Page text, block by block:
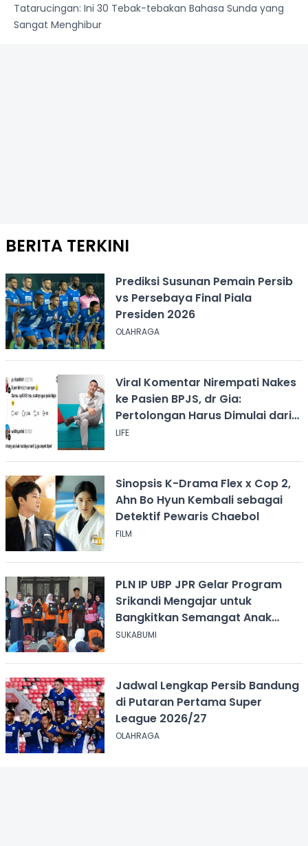
Tatarucingan: Ini 30 Tebak-tebakan Bahasa Sunda yang
Sangat Menghibur
BERITA TERKINI
Prediksi Susunan Pemain Persib
vs Persebaya Final Piala
Presiden 2026
OLAHRAGA
Viral Komentar Nirempati Nakes
ke Pasien BPJS, dr Gia:
Pertolongan Harus Dimulai dari
Rasa Kemanusiaan
LIFE
Sinopsis K-Drama Flex x Cop 2,
Ahn Bo Hyun Kembali sebagai
Detektif Pewaris Chaebol
FILM
PLN IP UBP JPR Gelar Program
Srikandi Mengajar untuk
Bangkitkan Semangat Anak
Berkebutuhan Khusus
SUKABUMI
Jadwal Lengkap Persib Bandung
di Putaran Pertama Super
League 2026/27
OLAHRAGA